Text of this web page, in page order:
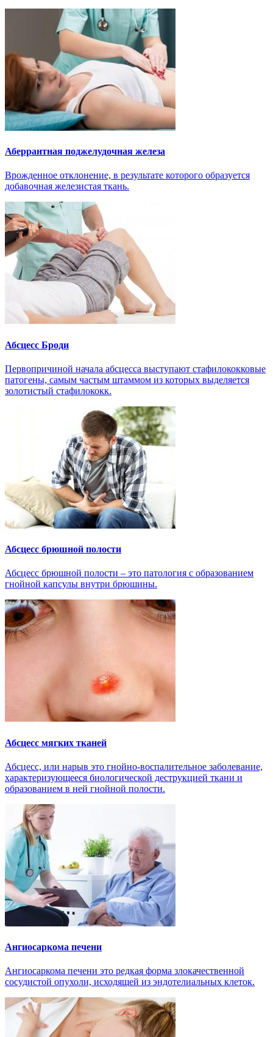
Аберрантная поджелудочная железа
Врожденное отклонение, в результате которого образуется
добавочная железистая ткань.
Абсцесс Броди
Первопричиной начала абсцесса выступают стафилококковые
патогены, самым частым штаммом из которых выделяется
золотистый стафилококк.
Абсцесс брюшной полости
Абсцесс брюшной полости – это патология с образованием
гнойной капсулы внутри брюшины.
Абсцесс мягких тканей
Абсцесс, или нарыв это гнойно-воспалительное заболевание,
характеризующееся биологической деструкцией ткани и
образованием в ней гнойной полости.
Ангиосаркома печени
Ангиосаркома печени это редкая форма злокачественной
сосудистой опухоли, исходящей из эндотелиальных клеток.